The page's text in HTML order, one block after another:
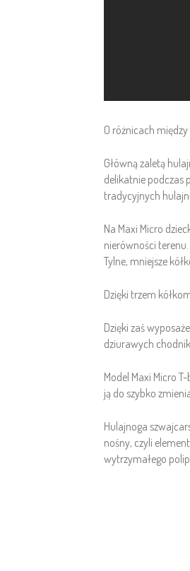
O różnicach
Główną zaletą
delikatnie podczas
tradycyjnych
Na Maxi Micro
nierówności terenu.
Tylne, mniejsze
Dzięki trzem
Dzięki zaś
dziurawych
Model Maxi Micro
ją do szybko
Hulajnoga
nośny, czyli
wytrzymałego